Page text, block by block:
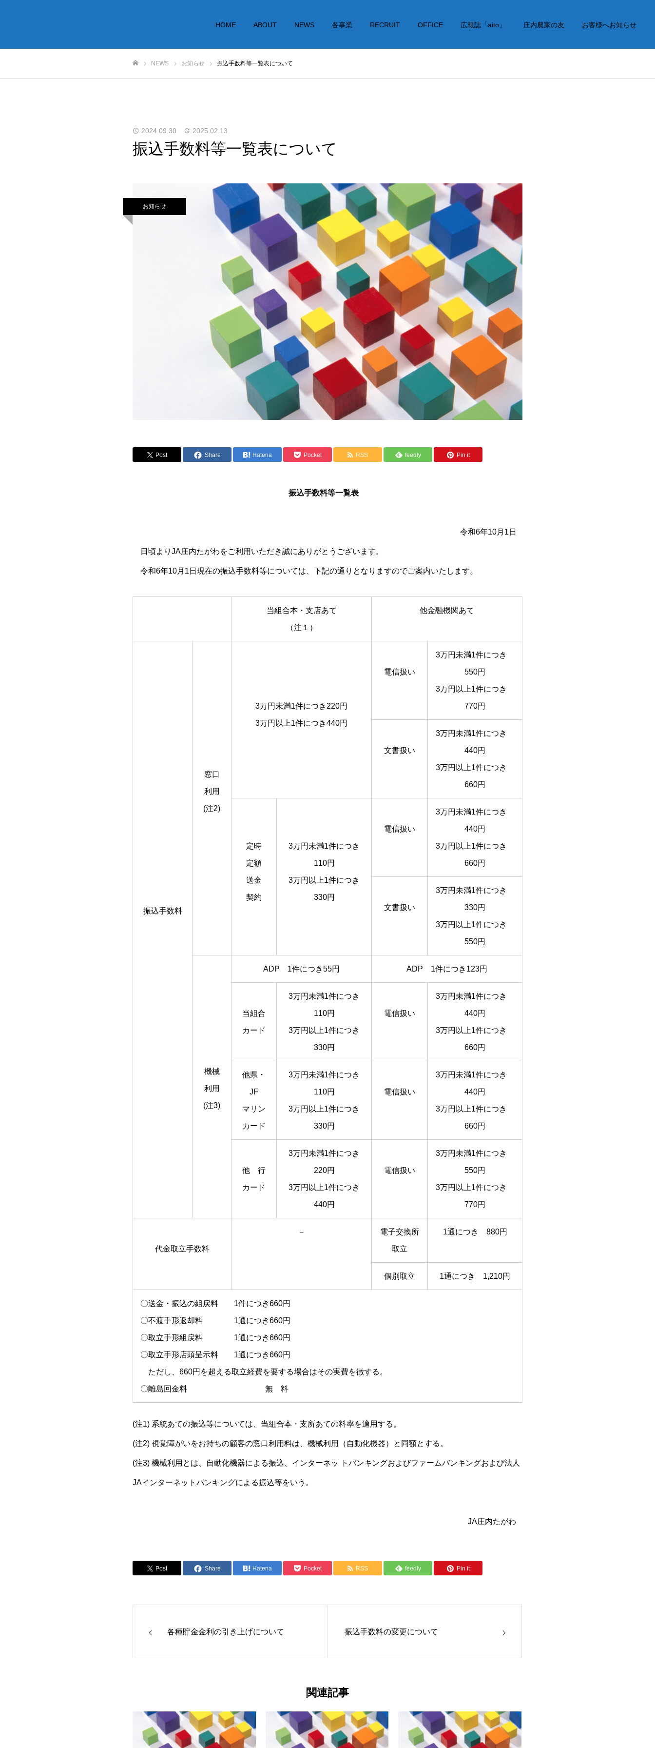
HOME ABOUT NEWS 各事業 RECRUIT OFFICE 広報誌「aito」 庄内農家の友 お客様へお知らせ
NEWS お知らせ 振込手数料等一覧表について
2024.09.30 2025.02.13
振込手数料等一覧表について
お知らせ
Post Share Hatena Pocket RSS feedly Pin it
振込手数料等一覧表
令和6年10月1日
日頃よりJA庄内たがわをご利用いただき誠にありがとうございます。
令和6年10月1日現在の振込手数料等については、下記の通りとなりますのでご案内いたします。
当組合本・支店あて
（注１）
他金融機関あて
振込手数料
窓口
利用
(注2)
3万円未満1件につき220円
3万円以上1件につき440円
電信扱い
3万円未満1件につき
550円
3万円以上1件につき
770円
文書扱い
3万円未満1件につき
440円
3万円以上1件につき
660円
定時
定額
送金
契約
3万円未満1件につき
110円
3万円以上1件につき
330円
電信扱い
3万円未満1件につき
440円
3万円以上1件につき
660円
文書扱い
3万円未満1件につき
330円
3万円以上1件につき
550円
機械
利用
(注3)
ADP 1件につき55円 ADP 1件につき123円
当組合
カード
3万円未満1件につき
110円
3万円以上1件につき
330円
電信扱い
3万円未満1件につき
440円
3万円以上1件につき
660円
他県・
JF
マリン
カード
3万円未満1件につき
110円
3万円以上1件につき
330円
電信扱い
3万円未満1件につき
440円
3万円以上1件につき
660円
他 行
カード
3万円未満1件につき
220円
3万円以上1件につき
440円
電信扱い
3万円未満1件につき
550円
3万円以上1件につき
770円
代金取立手数料
－ 電子交換所
取立
1通につき 880円
個別取立 1通につき 1,210円
〇送金・振込の組戻料 1件につき660円
〇不渡手形返却料 1通につき660円
〇取立手形組戻料 1通につき660円
〇取立手形店頭呈示料 1通につき660円
ただし、660円を超える取立経費を要する場合はその実費を徴する。
〇離島回金料 無 料
(注1) 系統あての振込等については、当組合本・支所あての料率を適用する。
(注2) 視覚障がいをお持ちの顧客の窓口利用料は、機械利用（自動化機器）と同額とする。
(注3) 機械利用とは、自動化機器による振込、インターネッ トバンキングおよびファームバンキングおよび法人
JAインターネットバンキングによる振込等をいう。
JA庄内たがわ
Post Share Hatena Pocket RSS feedly Pin it
各種貯金金利の引き上げについて 振込手数料の変更について
関連記事